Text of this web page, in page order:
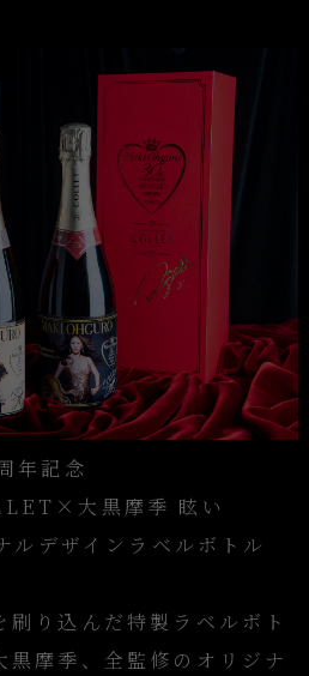
年記念
大黒摩季 眩い
デザインラベルボトル
り込んだ特製ラベルボト
黒摩季、全監修のオリジナ